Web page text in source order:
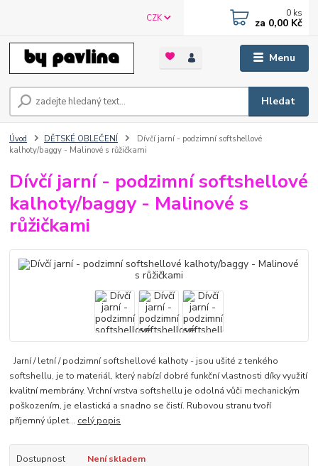
Menu
CZK
Hledat
0 ks
za 0,00 Kč
Úvod DĚTSKÉ OBLEČENÍ
Dívčí jarní - podzimní softshellové
kalhoty/baggy - Malinové s růžičkami
Dívčí jarní - podzimní softshellové
kalhoty/baggy - Malinové s
růžičkami
Jarní / letní / podzimní softshellové kalhoty - jsou ušité z tenkého
softshellu, je to materiál, který nabízí dobré funkční vlastnosti díky využití
kvalitní membrány. Vrchní vrstva softshellu je odolná vůči mechanickým
poškozením, je elastická a snadno se čistí. Rubovou stranu tvoří
příjemný úplet... celý popis
Dostupnost
Není skladem